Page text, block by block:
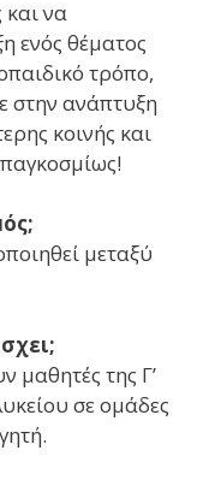
και να
ενός θέματος
τρόπο,
στην ανάπτυξη
κοινής και
μεταξύ
μαθητές της Γ’
σε ομάδες